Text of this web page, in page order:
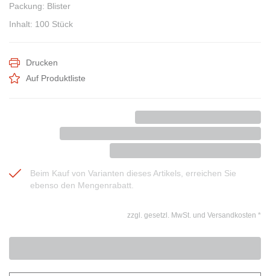
Beim Kauf von Varianten dieses Artikels, erreichen Sie
ebenso den Mengenrabatt.
Packung: Blister
Inhalt: 100 Stück
Drucken
Auf Produktliste
zzgl. gesetzl. MwSt. und Versandkosten *